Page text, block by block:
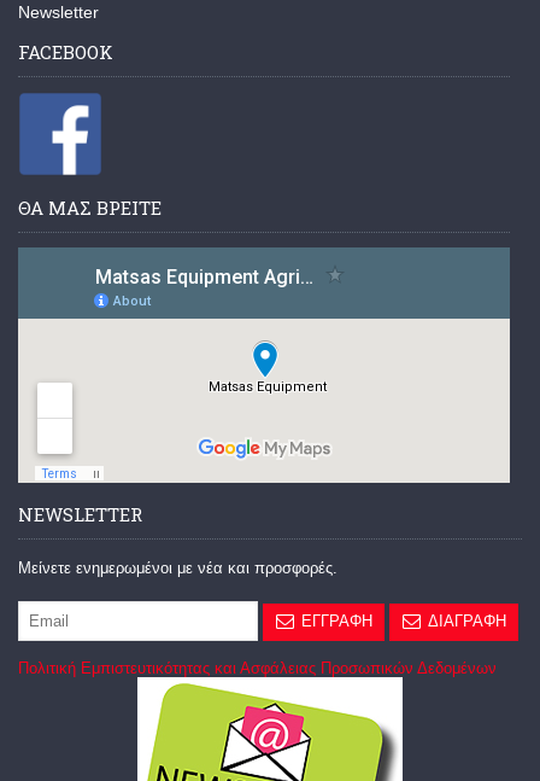
Newsletter
FACEBOOK
ΘΑ ΜΑΣ ΒΡΕΙΤΕ
NEWSLETTER
Μείνετε ενημερωμένοι με νέα και προσφορές.
ΕΓΓΡΑΦΗ ΔΙΑΓΡΑΦΗ
Πολιτική Εμπιστευτικότητας και Ασφάλειας Προσωπικών Δεδομένων